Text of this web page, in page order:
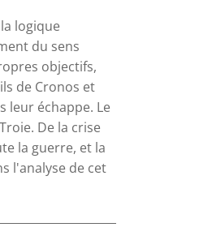
logique
du sens
objectifs,
de Cronos et
leur échappe. Le
De la crise
la guerre, et la
l'analyse de cet